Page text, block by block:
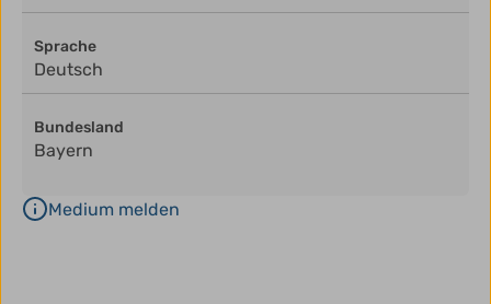
Sprache
Deutsch
Bundesland
Bayern
Medium melden